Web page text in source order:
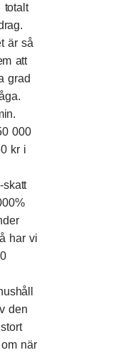
totalt
är så
att
grad
000
kr i
har vi
den
när